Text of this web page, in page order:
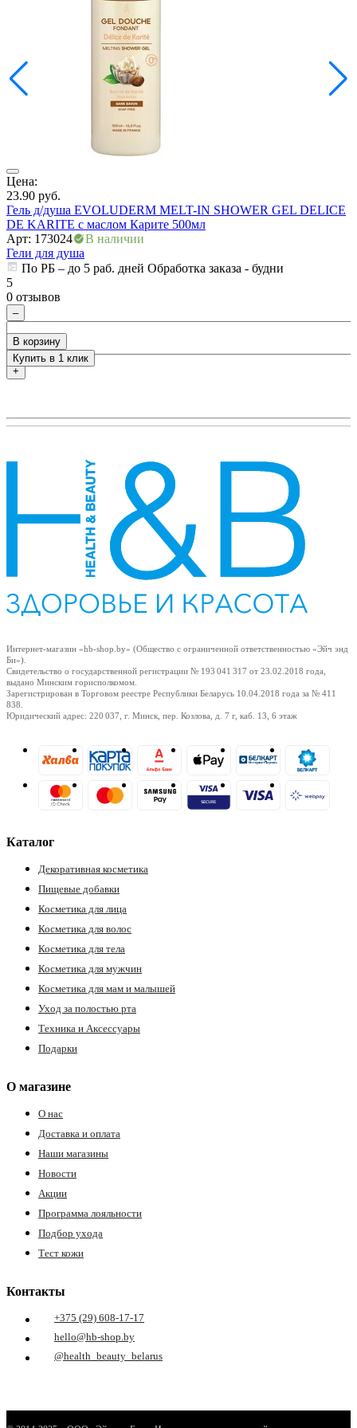
Цена:
23.90 руб.
Гель д/душа EVOLUDERM MELT-IN SHOWER GEL DELICE
DE KARITE с маслом Карите 500мл
Арт: 173024
В наличии
Гели для душа
По РБ – до 5 раб. дней Обработка заказа - будни
5
0 отзывов
–
+
В корзину
Купить в 1 клик
Интернет-магазин «hb-shop.by» (Общество с ограниченной ответственностью «Эйч энд
Би»).
Свидетельство о государственной регистрации № 193 041 317 от 23.02.2018 года,
выдано Минским горисполкомом.
Зарегистрирован в Торговом реестре Республики Беларусь 10.04.2018 года за № 411
838.
Юридический адрес: 220 037, г. Минск, пер. Козлова, д. 7 г, каб. 13, 6 этаж
Каталог
Декоративная косметика
Пищевые добавки
Косметика для лица
Косметика для волос
Косметика для тела
Косметика для мужчин
Косметика для мам и малышей
Уход за полостью рта
Техника и Аксессуары
Подарки
О магазине
О нас
Доставка и оплата
Наши магазины
Новости
Акции
Программа лояльности
Подбор ухода
Тест кожи
Контакты
+375 (29) 608-17-17
hello@hb-shop.by
@health_beauty_belarus